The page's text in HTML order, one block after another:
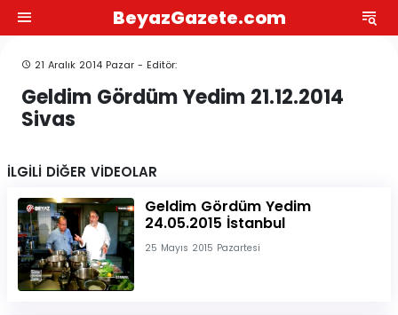
BeyazGazete.com
21 Aralık 2014 Pazar - Editör:
Geldim Gördüm Yedim 21.12.2014
Sivas
İLGİLİ DİĞER VİDEOLAR
Geldim Gördüm Yedim
24.05.2015 İstanbul
25 Mayıs 2015 Pazartesi